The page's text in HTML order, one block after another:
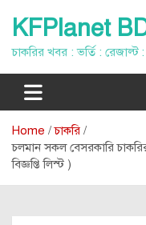
content
KFPlanet
চাকরির খবর : ভর্তি : রেজাল্ট
Home
চাকরি
চলমান সকল বেসরকারি
বিজ্ঞপ্তি লিস্ট )